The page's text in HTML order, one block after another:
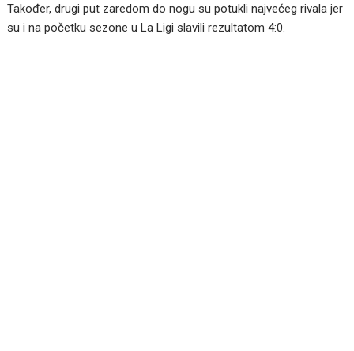
Također, drugi put zaredom do nogu su potukli najvećeg rivala jer
su i na početku sezone u La Ligi slavili rezultatom 4:0.